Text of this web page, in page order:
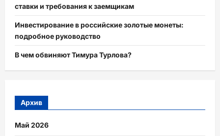
ставки и требования к заемщикам
Инвестирование в российские золотые монеты:
подробное руководство
В чем обвиняют Тимура Турлова?
Архив
Май 2026